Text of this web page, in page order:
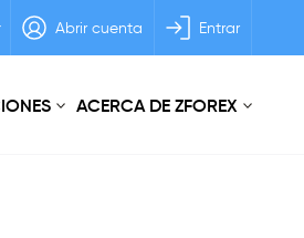
Abrir cuenta Entrar
ACERCA DE ZFOREX